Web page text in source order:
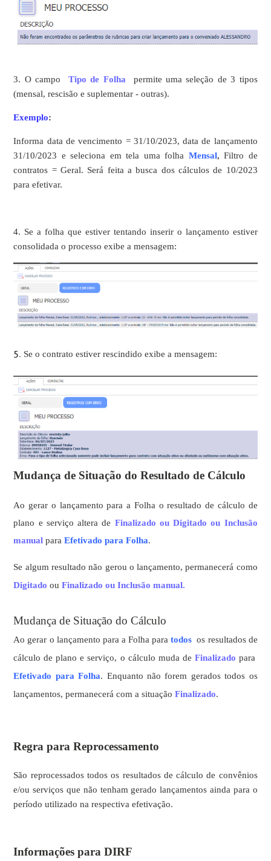
3. O campo Tipo de Folha permite uma seleção de 3 tipos
(mensal, rescisão e suplementar - outras).
Exemplo:
Informa data de vencimento = 31/10/2023, data de lançamento
31/10/2023 e seleciona em tela uma folha Mensal,Filtro de
contratos = Geral. Será feita a busca dos cálculos de 10/2023
para efetivar.
4. Se a folha que estiver tentando inserir o lançamento estiver
consolidada o processo exibe a mensagem:
5. Se o contrato estiver rescindido exibe a mensagem:
Mudança de Situação do Resultado de Cálculo
Ao gerar o lançamento para a Folha o resultado de cálculo de
plano e serviço altera de Finalizado ou Digitado ou Inclusão
manualparaEfetivado para Folha.
Se algum resultado não gerou o lançamento, permanecerá como
Digitado ouFinalizado ou Inclusão manual.
Mudança de Situação do Cálculo
Ao gerar o lançamento para a Folha paratodos os resultados de
cálculo de plano e serviço, o cálculo muda de Finalizado para
Efetivado para Folha. Enquanto não forem gerados todos os
lançamentos, permanecerá com a situaçãoFinalizado.
Regra para Reprocessamento
São reprocessados todos os resultados de cálculo de convênios
e/ou serviços que não tenham gerado lançamentos ainda para o
período utilizado na respectiva efetivação.
Informações para DIRF